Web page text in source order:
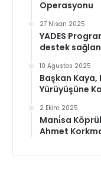
Operasyonu
27 Nisan 2025
YADES
destek
10 Ağustos 2025
Başkan
Yürüyüşüne
2 Ekim 2025
Mani̇sa
Ahmet